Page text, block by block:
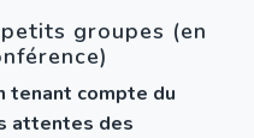
groupes (en
tenant compte du
attentes des